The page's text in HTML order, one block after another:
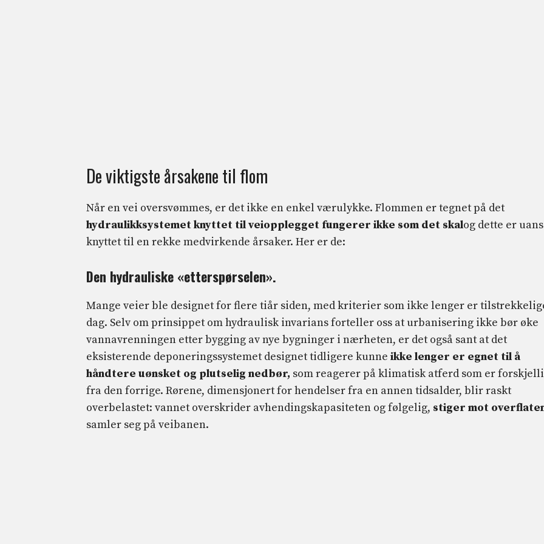
De viktigste årsakene til flom
Når en vei oversvømmes, er det ikke en enkel værulykke. Flommen er tegnet på det
hydraulikksystemet knyttet til veiopplegget fungerer ikke som det skalog dette er
knyttet til en rekke medvirkende årsaker. Her er de:
Den hydrauliske «etterspørselen».
Mange veier ble designet for flere tiår siden, med kriterier som ikke lenger er
dag. Selv om prinsippet om hydraulisk invarians forteller oss at urbanisering ikke bør øke
vannavrenningen etter bygging av nye bygninger i nærheten, er det også sant at det
eksisterende deponeringssystemet designet tidligere kunne ikke lenger er egnet til å
håndtere uønsket og plutselig nedbør, som reagerer på klimatisk atferd som er
fra den forrige. Rørene, dimensjonert for hendelser fra en annen tidsalder, blir raskt
overbelastet: vannet overskrider avhendingskapasiteten og følgelig, stiger mot
samler seg på veibanen.